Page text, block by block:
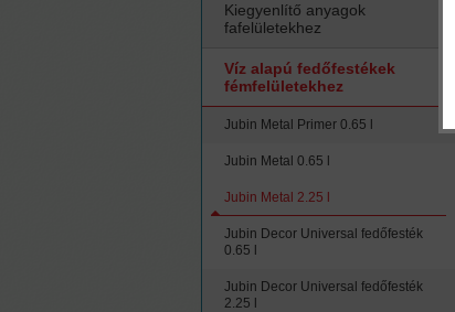
Kiegyenlítő anyagok
fafelületekhez
Víz alapú fedőfestékek
fémfelületekhez
Jubin Metal Primer 0.65 l
Jubin Metal 0.65 l
Jubin Metal 2.25 l
Jubin Decor Universal fedőfesték
0.65 l
Jubin Decor Universal fedőfesték
2.25 l